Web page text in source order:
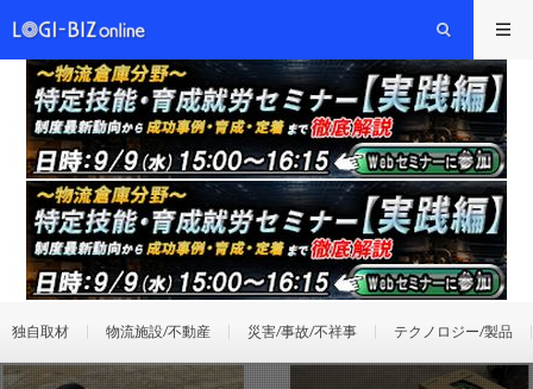
独自取材 物流施設/不動産 災害/事故/不祥事 テクノロジー/製品